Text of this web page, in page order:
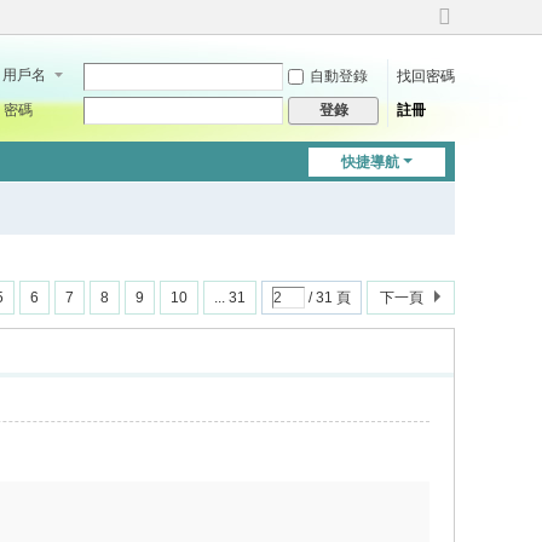
切
到
用戶名 自動登錄
找回密碼
密碼
登錄 註冊
快捷導航
6 7 8 9 10 ... 31 / 31 頁 下一頁